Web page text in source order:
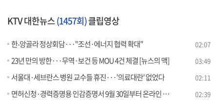
KTV 대한뉴스(1457회)클립영상
한-앙골라 정상회담···"조선·에너지 협력 확대" 02:07
23년 만의 방한···무역·보건 등 MOU 4건 체결 [뉴스의 맥] 03:49
서울대·세브란스 병원 교수들 휴진···'의료대란' 없었다 02:11
면허신청·경력증명용 인감증명서 9월 30일부터 온라인 발급 02:39